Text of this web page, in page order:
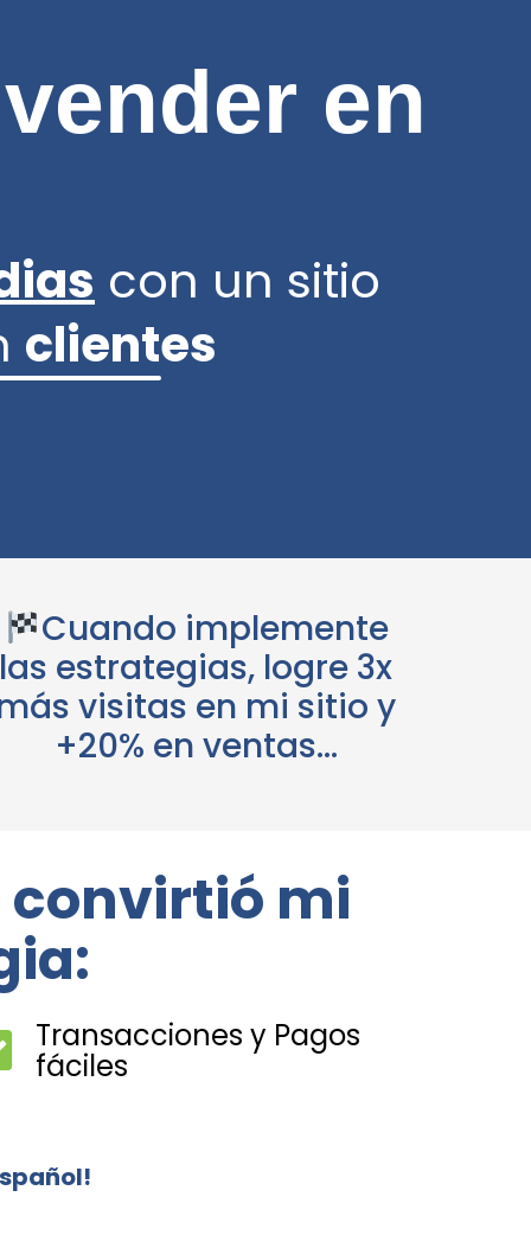
en
con un sitio
clientes
Cuando implemente
las estrategias, logre 3x
visitas en mi sitio y
+20% en ventas…
convirtió mi
Transacciones y Pagos
fáciles